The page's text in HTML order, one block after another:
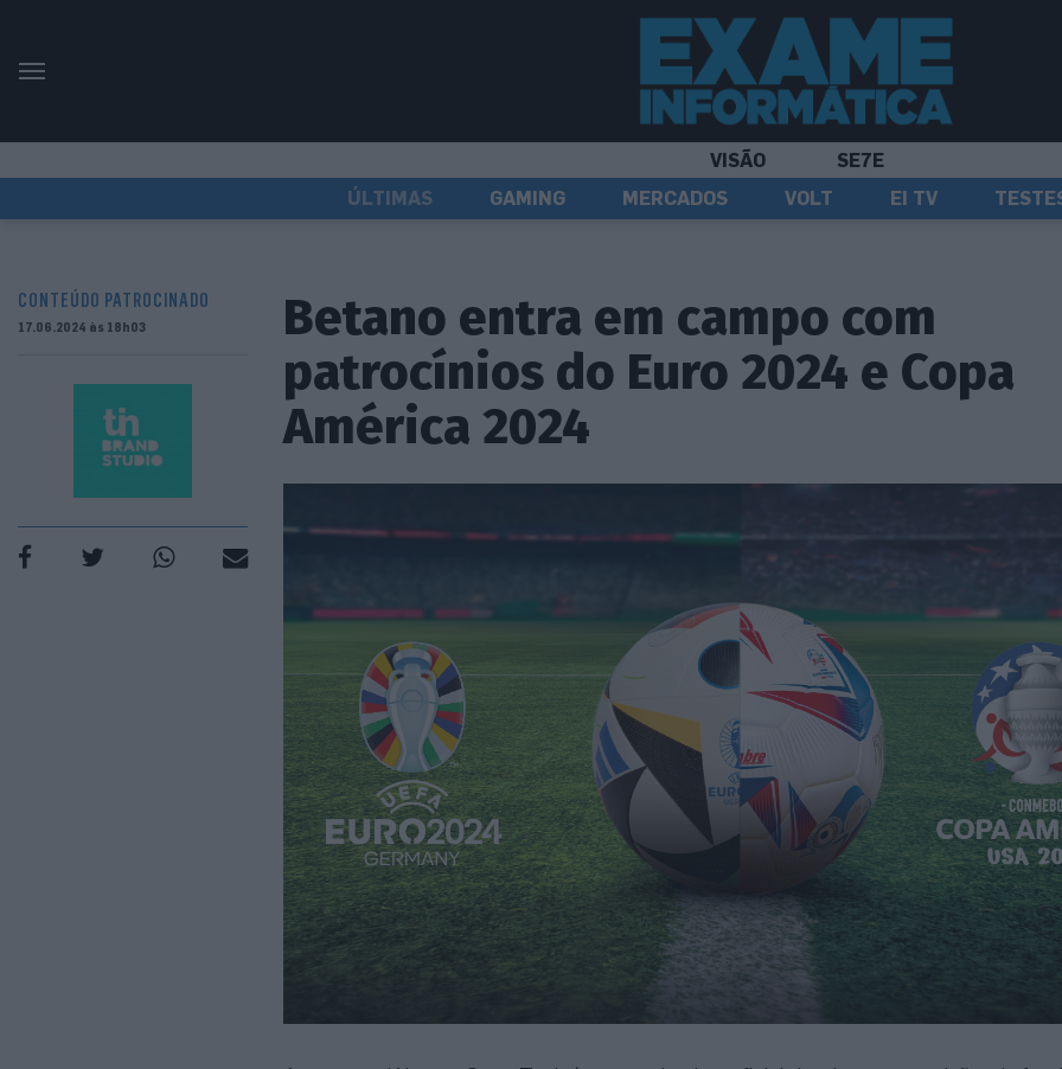
VISÃO
SE7E
ÚLTIMAS
GAMING MERCADOS VOLT EI TV
CONTEÚDO PATROCINADO
17.06.2024 às 18h03
Betano entra em campo com
patrocínios do Euro 2024 e Copa
América 2024